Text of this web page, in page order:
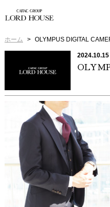
ホーム OLYMPUS DIGITAL
2024.10.15